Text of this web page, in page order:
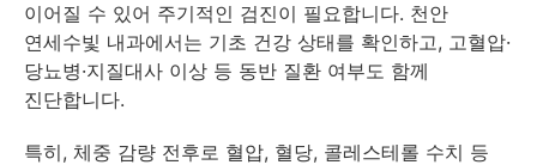
이어질 수 있어 주기적인 검진이 필요합니다. 천안
연세수빛 내과에서는 기초 건강 상태를 확인하고, 고혈압·
당뇨병·지질대사 이상 등 동반 질환 여부도 함께
진단합니다.
특히, 체중 감량 전후로 혈압, 혈당, 콜레스테롤 수치 등